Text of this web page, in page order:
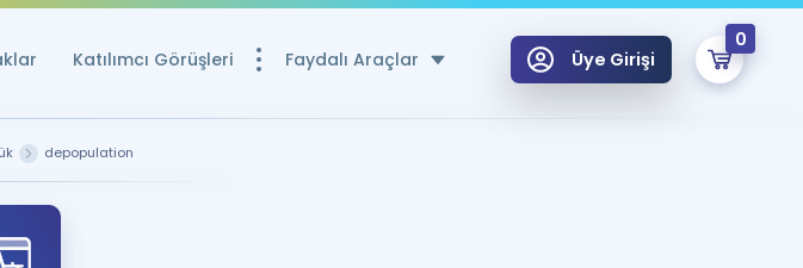
Katılımcı Görüşleri Faydalı Araçlar
Ücretsiz Kaynaklar
Üye Girişi
0
depopulation